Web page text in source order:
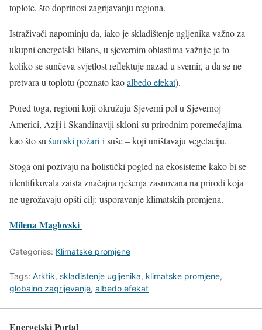
toplote, što doprinosi zagrijavanju regiona.
Istraživači napominju da, iako je skladištenje ugljenika važno za
ukupni energetski bilans, u sjevernim oblastima važnije je to
koliko se sunčeva svjetlost reflektuje nazad u svemir, a da se ne
pretvara u toplotu (poznato kaoalbedo efekat).
Pored toga, regioni koji okružuju Sjeverni pol u Sjevernoj
Americi, Aziji i Skandinaviji skloni su prirodnim poremećajima –
kao što su šumski požari i suše – koji uništavaju vegetaciju.
Stoga oni pozivaju na holistički pogled na ekosisteme kako bi se
identifikovala zaista značajna rješenja zasnovana na prirodi koja
ne ugrožavaju opšti cilj: usporavanje klimatskih promjena.
Milena Maglovski
Categories: Klimatske promjene
Tags: Arktik, skladistenje ugljenika, klimatske promjene,
globalno zagrijevanje, albedo efekat
Energetski Portal